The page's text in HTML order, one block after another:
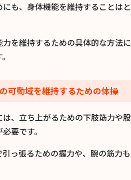
も、身体機能を維持することはと
を維持するための具体的な方法に
可動域を維持するための体操
、立ち上がるための下肢筋力や股
要です。
っ張るための握力や、腕の筋力も